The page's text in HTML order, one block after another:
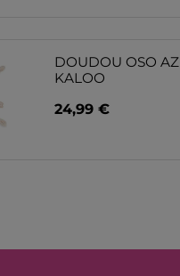
DOUDOU OSO
KALOO
24,99 €